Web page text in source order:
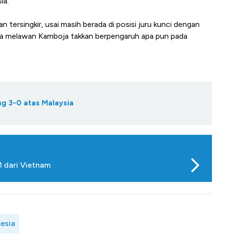
tersingkir, usai masih berada di posisi juru kunci dengan
melawan Kamboja takkan berpengaruh apa pun pada
3-0 atas Malaysia
dari Vietnam